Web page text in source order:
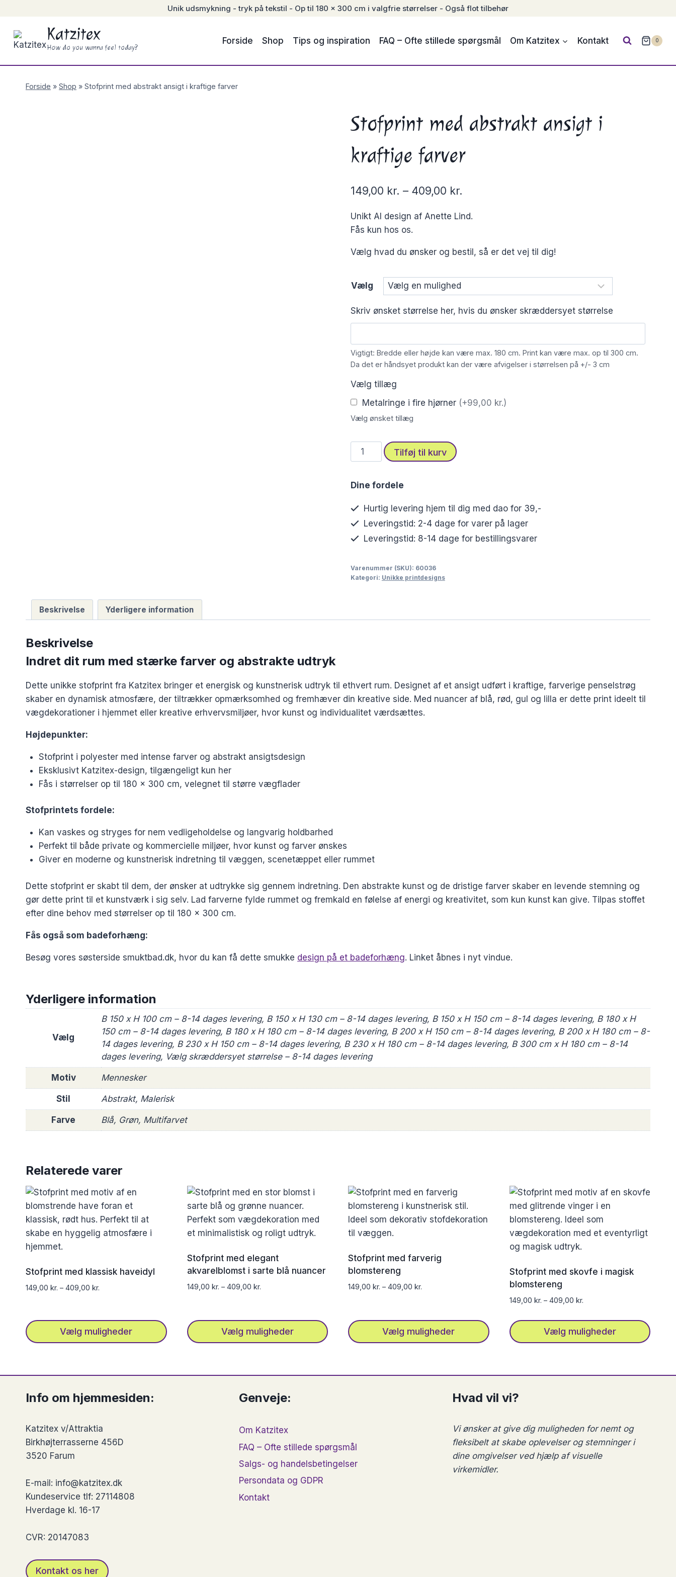
content
Unik udsmykning - tryk på tekstil - Op til 180 x 300 cm i valgfrie størrelser - Også flot tilbehør
Katzitex
How do you wanna feel today?
Forside Shop Tips og inspiration FAQ – Ofte stillede spørgsmål Om Katzitex Kontakt 0
Forside » Shop » Stofprint med abstrakt ansigt i kraftige farver
Stofprint med abstrakt ansigt i
kraftige farver
149,00 kr. – 409,00 kr.
Unikt AI design af Anette Lind.
Fås kun hos os.
Vælg hvad du ønsker og bestil, så er det vej til dig!
Vælg
Skriv ønsket størrelse her, hvis du ønsker skræddersyet størrelse
Vigtigt: Bredde eller højde kan være max. 180 cm. Print kan være max. op til 300 cm.
Da det er håndsyet produkt kan der være afvigelser i størrelsen på +/- 3 cm
Vælg tillæg
Metalringe i fire hjørner (+99,00 kr.)
Vælg ønsket tillæg
Stofprint
med
ansigt
farver
antal
Tilføj til kurv
Dine fordele
Hurtig levering hjem til dig med dao for 39,-
Leveringstid: 2-4 dage for varer på lager
Leveringstid: 8-14 dage for bestillingsvarer
Varenummer (SKU): 60036
Kategori: Unikke printdesigns
Beskrivelse Yderligere information
Beskrivelse
Indret dit rum med stærke farver og abstrakte udtryk
Dette unikke stofprint fra Katzitex bringer et energisk og kunstnerisk udtryk til ethvert rum. Designet af et ansigt udført i kraftige, farverige penselstrøg
skaber en dynamisk atmosfære, der tiltrækker opmærksomhed og fremhæver din kreative side. Med nuancer af blå, rød, gul og lilla er dette print ideelt til
vægdekorationer i hjemmet eller kreative erhvervsmiljøer, hvor kunst og individualitet værdsættes.
Højdepunkter:
Stofprint i polyester med intense farver og abstrakt ansigtsdesign
Eksklusivt Katzitex-design, tilgængeligt kun her
Fås i størrelser op til 180 x 300 cm, velegnet til større vægflader
Stofprintets fordele:
Kan vaskes og stryges for nem vedligeholdelse og langvarig holdbarhed
Perfekt til både private og kommercielle miljøer, hvor kunst og farver ønskes
Giver en moderne og kunstnerisk indretning til væggen, scenetæppet eller rummet
Dette stofprint er skabt til dem, der ønsker at udtrykke sig gennem indretning. Den abstrakte kunst og de dristige farver skaber en levende stemning og
gør dette print til et kunstværk i sig selv. Lad farverne fylde rummet og fremkald en følelse af energi og kreativitet, som kun kunst kan give. Tilpas stoffet
efter dine behov med størrelser op til 180 x 300 cm.
Fås også som badeforhæng:
Besøg vores søsterside smuktbad.dk, hvor du kan få dette smukke design på et badeforhæng. Linket åbnes i nyt vindue.
Yderligere information
Vælg
B 150 x H 100 cm – 8-14 dages levering, B 150 x H 130 cm – 8-14 dages levering, B 150 x H 150 cm – 8-14 dages levering, B 180 x H
150 cm – 8-14 dages levering, B 180 x H 180 cm – 8-14 dages levering, B 200 x H 150 cm – 8-14 dages levering, B 200 x H 180 cm – 8-
14 dages levering, B 230 x H 150 cm – 8-14 dages levering, B 230 x H 180 cm – 8-14 dages levering, B 300 cm x H 180 cm – 8-14
dages levering, Vælg skræddersyet størrelse – 8-14 dages levering
Motiv Mennesker
Stil Abstrakt, Malerisk
Farve Blå, Grøn, Multifarvet
Relaterede varer
Stofprint med klassisk haveidyl
149,00 kr. – 409,00 kr.
Vælg muligheder
har
varianter.
kan
vælges
på
Stofprint med elegant
akvarelblomst i sarte blå nuancer
149,00 kr. – 409,00 kr.
Vælg muligheder
har
Stofprint med farverig
blomstereng
149,00 kr. – 409,00 kr.
Vælg muligheder
har
vælges
Stofprint med skovfe i magisk
blomstereng
149,00 kr. – 409,00 kr.
Vælg muligheder
har
varianter.
kan
vælges
på
Info om hjemmesiden:
Katzitex v/Attraktia
Birkhøjterrasserne 456D
3520 Farum
E-mail: info@katzitex.dk
Kundeservice tlf: 27114808
Hverdage kl. 16-17
CVR: 20147083
Kontakt os her
Genveje:
Om Katzitex
FAQ – Ofte stillede spørgsmål
Salgs- og handelsbetingelser
Persondata og GDPR
Kontakt
Hvad vil vi?
Vi ønsker at give dig muligheden for nemt og
fleksibelt at skabe oplevelser og stemninger i
dine omgivelser ved hjælp af visuelle
virkemidler.